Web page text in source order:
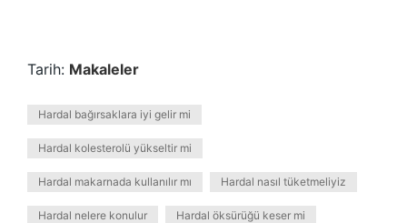
Tarih: Makaleler
Hardal bağırsaklara iyi gelir mi
Hardal kolesterolü yükseltir mi
Hardal makarnada kullanılır mı Hardal nasıl tüketmeliyiz
Hardal nelere konulur Hardal öksürüğü keser mi